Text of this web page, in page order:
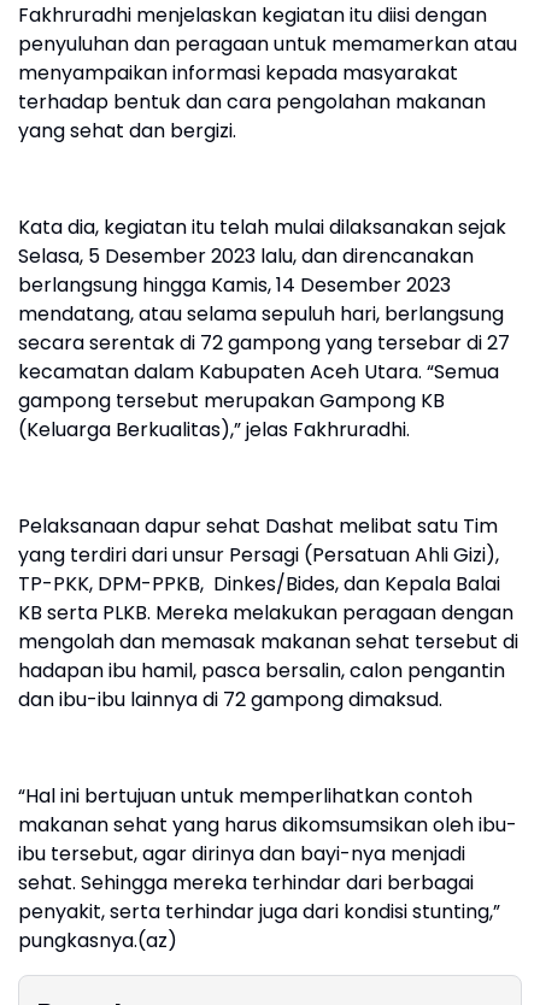
Fakhruradhi menjelaskan kegiatan itu diisi dengan
penyuluhan dan peragaan untuk memamerkan atau
menyampaikan informasi kepada masyarakat
terhadap bentuk dan cara pengolahan makanan
yang sehat dan bergizi.
Kata dia, kegiatan itu telah mulai dilaksanakan sejak
Selasa, 5 Desember 2023 lalu, dan direncanakan
berlangsung hingga Kamis, 14 Desember 2023
mendatang, atau selama sepuluh hari, berlangsung
secara serentak di 72 gampong yang tersebar di 27
kecamatan dalam Kabupaten Aceh Utara. “Semua
gampong tersebut merupakan Gampong KB
(Keluarga Berkualitas),” jelas Fakhruradhi.
Pelaksanaan dapur sehat Dashat melibat satu Tim
yang terdiri dari unsur Persagi (Persatuan Ahli Gizi),
TP-PKK, DPM-PPKB, Dinkes/Bides, dan Kepala Balai
KB serta PLKB. Mereka melakukan peragaan dengan
mengolah dan memasak makanan sehat tersebut di
hadapan ibu hamil, pasca bersalin, calon pengantin
dan ibu-ibu lainnya di 72 gampong dimaksud.
“Hal ini bertujuan untuk memperlihatkan contoh
makanan sehat yang harus dikomsumsikan oleh ibu-
ibu tersebut, agar dirinya dan bayi-nya menjadi
sehat. Sehingga mereka terhindar dari berbagai
penyakit, serta terhindar juga dari kondisi stunting,”
pungkasnya.(az)